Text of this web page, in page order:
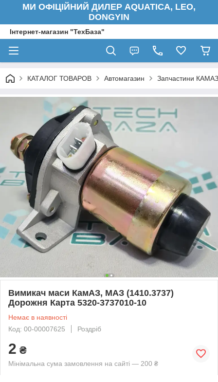
МИ ОФІЦІЙНИЙ ДИЛЕР AQUATICA, LEO,
DONGYIN
Інтернет-магазин "ТехБаза"
КАТАЛОГ ТОВАРОВ Автомагазин Запчастини
Вимикач маси КамАЗ, МАЗ (1410.3737)
Дорожня Карта 5320-3737010-10
Немає в наявності
Код: 00-00007625
Роздріб
2 ₴
Мінімальна сума замовлення на сайті — 200 ₴